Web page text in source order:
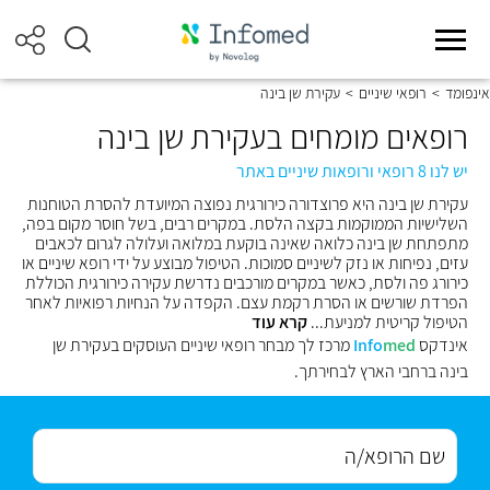
אינפומד > רופאי שיניים > עקירת שן בינה
רופאים מומחים בעקירת שן בינה
יש לנו 8 רופאי ורופאות שיניים באתר
עקירת שן בינה היא פרוצדורה כירורגית נפוצה המיועדת להסרת הטוחנות
השלישיות הממוקמות בקצה הלסת. במקרים רבים, בשל חוסר מקום בפה,
מתפתחת שן בינה כלואה שאינה בוקעת במלואה ועלולה לגרום לכאבים
עזים, נפיחות או נזק לשיניים סמוכות. הטיפול מבוצע על ידי רופא שיניים או
כירורג פה ולסת, כאשר במקרים מורכבים נדרשת עקירה כירורגית הכוללת
הפרדת שורשים או הסרת רקמת עצם. הקפדה על הנחיות רפואיות לאחר
הטיפול קריטית למניעת...קרא עוד
אינדקס
Infomed
מרכז לך מבחר רופאי שיניים העוסקים בעקירת שן
בינה ברחבי הארץ לבחירתך.